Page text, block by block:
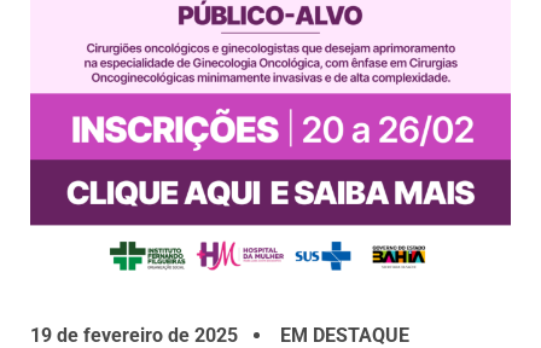
19 de fevereiro de 2025 EM DESTAQUE